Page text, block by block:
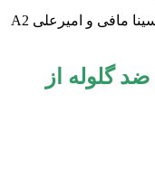
ضد گلوله از